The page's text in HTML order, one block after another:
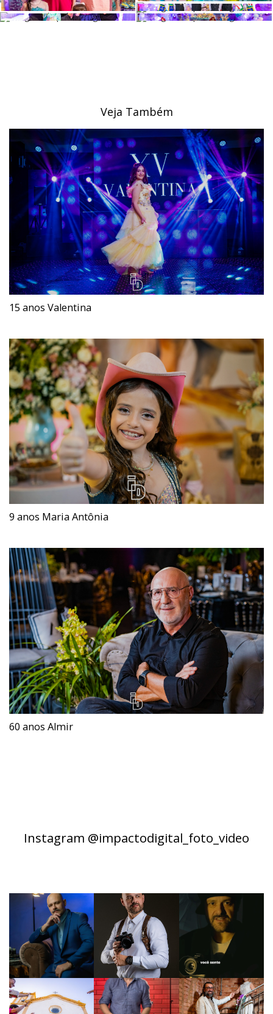
Veja Também
15 anos Valentina
9 anos Maria Antônia
60 anos Almir
Instagram @impactodigital_foto_video